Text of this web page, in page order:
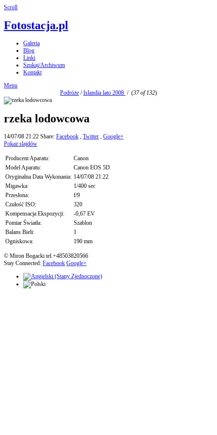
Scroll
Fotostacja.pl
Galeria
Blog
Linki
Szukaj/Archiwum
Kontakt
Menu
Podróże /Islandia lato 2008 / (37 of 132)
rzeka lodowcowa
14/07/08 21:22 Share: Facebook , Twitter , Google+
Pokaz slajdów
Producent Aparatu:
Canon
Model Aparatu:
Canon EOS 5D
Oryginalna Data Wykonania: 14/07/08 21:22
Migawka:
1/400 sec
Przesłona:
f/9
Czułość ISO:
320
Kompensacja Ekspozycji:
-0,67 EV
Pomiar Światła:
Szablon
Balans Bieli:
1
Ogniskowa:
190 mm
© Miron Bogacki tel.+48503820566
Stay Connected: Facebook Google+